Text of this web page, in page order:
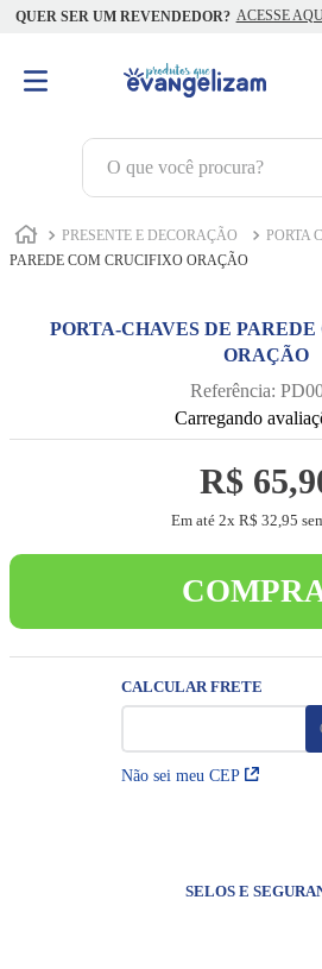
QUER SER UM REVENDEDOR? ACESSE
O que você procura?
PRESENTE E DECORAÇÃO PORTA
PAREDE COM CRUCIFIXO ORAÇÃO
PORTA-CHAVES DE
ORAÇÃO
Referência:
Carregando
R$ 65,
Em até 2x R$ 32 95
Não sei meu CEP
SELOS E
TERMOS
1º
terço jesus
3º
biblia
4º
quaresma
5º
6º
camiseta
9 º
capelinha
10º medalha